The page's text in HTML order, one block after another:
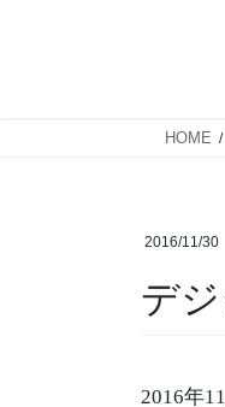
HOME
2016/11/30
デ
2016年